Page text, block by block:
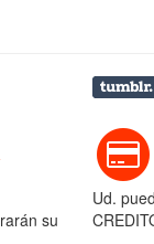
su
Ud.